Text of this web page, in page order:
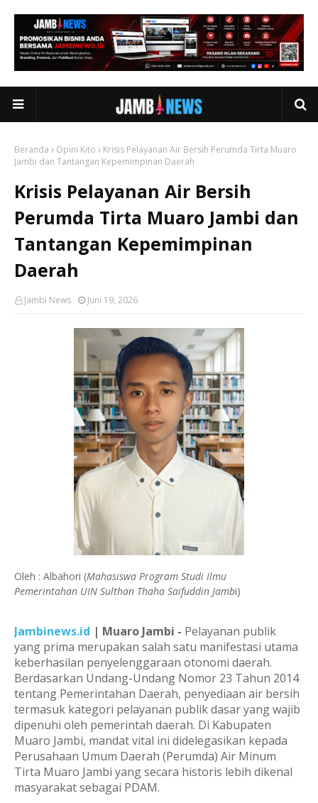
Beranda Opini Kito
Krisis Pelayanan Air Bersih Perumda Tirta Muaro
Jambi dan Tantangan Kepemimpinan Daerah
Krisis Pelayanan Air Bersih
Perumda Tirta Muaro Jambi dan
Tantangan Kepemimpinan
Daerah
Jambi News Juni 19, 2026
Oleh : Albahori (Mahasiswa Program Studi Ilmu
Pemerintahan UIN Sulthan Thaha Saifuddin Jambi)
Jambinews.id | Muaro Jambi - Pelayanan publik
yang prima merupakan salah satu manifestasi utama
keberhasilan penyelenggaraan otonomi daerah.
Berdasarkan Undang-Undang Nomor 23 Tahun 2014
tentang Pemerintahan Daerah, penyediaan air bersih
termasuk kategori pelayanan publik dasar yang wajib
dipenuhi oleh pemerintah daerah. Di Kabupaten
Muaro Jambi, mandat vital ini didelegasikan kepada
Perusahaan Umum Daerah (Perumda) Air Minum
Tirta Muaro Jambi yang secara historis lebih dikenal
masyarakat sebagai PDAM.